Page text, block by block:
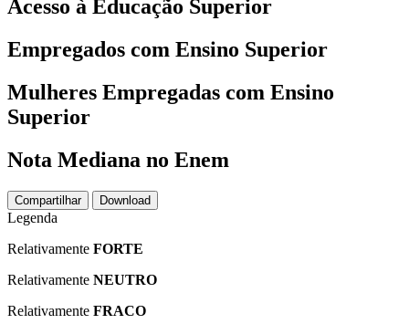
Acesso à Educação Superior
Empregados com Ensino Superior
Mulheres Empregadas com Ensino
Superior
Nota Mediana no Enem
Compartilhar Download
Legenda
Relativamente FORTE
Relativamente NEUTRO
Relativamente FRACO